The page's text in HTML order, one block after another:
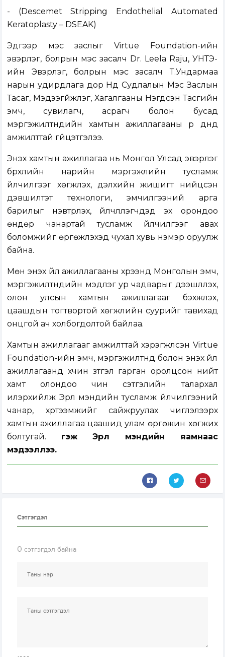
- (Descemet Stripping Endothelial Automated
Keratoplasty – DSEAK)
Эдгээр мэс заслыг Virtue Foundation-ийн
эвэрлэг, болрын мэс засалч Dr. Leela Raju, УНТЭ-
ийн Эвэрлэг, болрын мэс засалч Т.Ундармаа
нарын удирдлага дор Нүд Судлалын Мэс Заслын
Тасаг, Мэдээгүйжүүлэг, Хагалгааны Нэгдсэн Тасгийн
эмч, сувилагч, асрагч болон бусад
мэргэжилтнүүдийн хамтын ажиллагааны үр дүнд
амжилттай гүйцэтгэлээ.
Энэхүү хамтын ажиллагаа нь Монгол Улсад эвэрлэг
бүрхүүлийн нарийн мэргэжлийн тусламж
үйлчилгээг хөгжүүлэх, дэлхийн жишигт нийцсэн
дэвшилтэт технологи, эмчилгээний арга
барилыг нэвтрүүлэх, үйлчлүүлэгчдэд эх орондоо
өндөр чанартай тусламж үйлчилгээг авах
боломжийг өргөжүүлэхэд чухал хувь нэмэр оруулж
байна.
Мөн энэхүү үйл ажиллагааны хүрээнд Монголын эмч,
мэргэжилтнүүдийн мэдлэг ур чадварыг дээшлүүлэх,
олон улсын хамтын ажиллагааг бэхжүүлэх,
цаашдын тогтвортой хөгжлийн суурийг тавихад
онцгой ач холбогдолтой байлаа.
Хамтын ажиллагааг амжилттай хэрэгжүүлсэн Virtue
Foundation-ийн эмч, мэргэжилтнүүд болон энэхүү үйл
ажиллагаанд хүчин зүтгэл гарган оролцсон нийт
хамт олондоо чин сэтгэлийн талархал
илэрхийлж Эрүүл мэндийн тусламж үйлчилгээний
чанар, хүртээмжийг сайжруулах чиглэлээрх
хамтын ажиллагаа цаашид улам өргөжин хөгжих
болтугай. гэж Эрүүл мэндийн яамнаас
мэдээллээ.
Сэтгэгдэл
0 сэтгэгдэл байна